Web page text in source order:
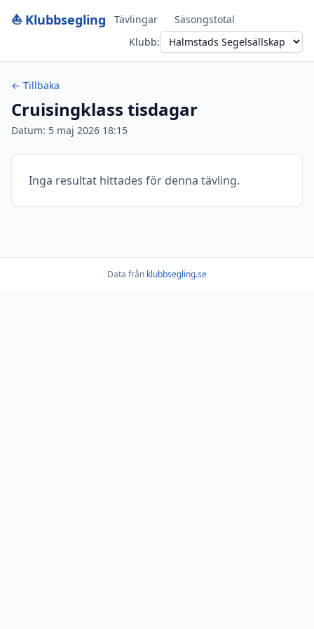
⛵ Klubbsegling Tävlingar
Säsongstotal
Klubb:
← Tillbaka
Cruisingklass tisdagar
Datum: 5 maj 2026 18:15
Inga resultat hittades för denna tävling.
Data från klubbsegling.se